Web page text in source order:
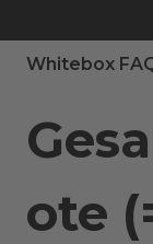
Whitebox
ote